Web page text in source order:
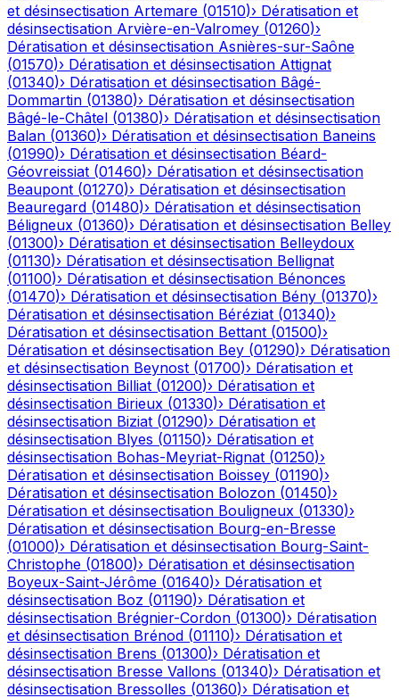
et désinsectisation Artemare (01510)› Dératisation et
désinsectisation Arvière-en-Valromey (01260)›
Dératisation et désinsectisation Asnières-sur-Saône
(01570)› Dératisation et désinsectisation Attignat
(01340)› Dératisation et désinsectisation Bâgé-
Dommartin (01380)› Dératisation et désinsectisation
Bâgé-le-Châtel (01380)› Dératisation et désinsectisation
Balan (01360)› Dératisation et désinsectisation Baneins
(01990)› Dératisation et désinsectisation Béard-
Géovreissiat (01460)› Dératisation et désinsectisation
Beaupont (01270)› Dératisation et désinsectisation
Beauregard (01480)› Dératisation et désinsectisation
Béligneux (01360)› Dératisation et désinsectisation Belley
(01300)› Dératisation et désinsectisation Belleydoux
(01130)› Dératisation et désinsectisation Bellignat
(01100)› Dératisation et désinsectisation Bénonces
(01470)› Dératisation et désinsectisation Bény (01370)›
Dératisation et désinsectisation Béréziat (01340)›
Dératisation et désinsectisation Bettant (01500)›
Dératisation et désinsectisation Bey (01290)› Dératisation
et désinsectisation Beynost (01700)› Dératisation et
désinsectisation Billiat (01200)› Dératisation et
désinsectisation Birieux (01330)› Dératisation et
désinsectisation Biziat (01290)› Dératisation et
désinsectisation Blyes (01150)› Dératisation et
désinsectisation Bohas-Meyriat-Rignat (01250)›
Dératisation et désinsectisation Boissey (01190)›
Dératisation et désinsectisation Bolozon (01450)›
Dératisation et désinsectisation Bouligneux (01330)›
Dératisation et désinsectisation Bourg-en-Bresse
(01000)› Dératisation et désinsectisation Bourg-Saint-
Christophe (01800)› Dératisation et désinsectisation
Boyeux-Saint-Jérôme (01640)› Dératisation et
désinsectisation Boz (01190)› Dératisation et
désinsectisation Brégnier-Cordon (01300)› Dératisation
et désinsectisation Brénod (01110)› Dératisation et
désinsectisation Brens (01300)› Dératisation et
désinsectisation Bresse Vallons (01340)› Dératisation et
désinsectisation Bressolles (01360)› Dératisation et